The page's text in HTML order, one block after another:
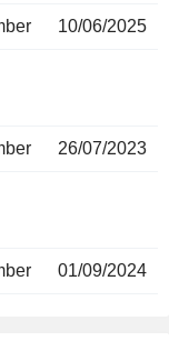
10/06/2025
26/07/2023
01/09/2024